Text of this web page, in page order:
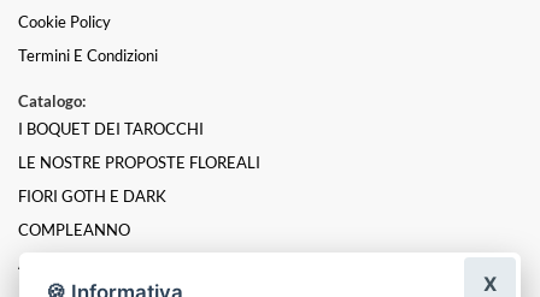
Cookie Policy
Termini E Condizioni
Catalogo:
I BOQUET DEI TAROCCHI
LE NOSTRE PROPOSTE FLOREALI
FIORI GOTH E DARK
COMPLEANNO
ANNIVERSARIO
🍪 Informativa X